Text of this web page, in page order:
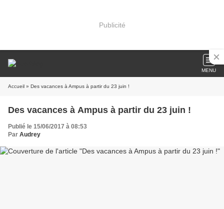
Publicité
MENU
Accueil » Des vacances à Ampus à partir du 23 juin !
Des vacances à Ampus à partir du 23 juin !
Publié le 15/06/2017 à 08:53
Par Audrey